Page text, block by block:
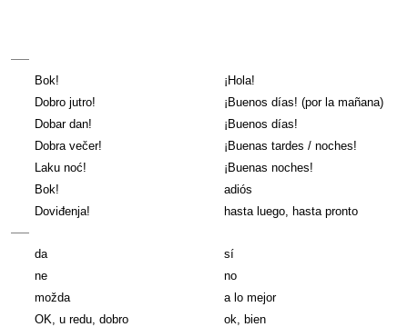
Bok!
¡Hola!
Dobro jutro!
¡Buenos días! (por la mañana)
Dobar dan!
¡Buenos días!
Dobra večer!
¡Buenas tardes / noches!
Laku noć!
¡Buenas noches!
Bok!
adiós
Doviđenja!
hasta luego, hasta pronto
da
sí
ne
no
možda
a lo mejor
OK, u redu, dobro
ok, bien